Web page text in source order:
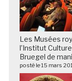
Les Musées
l’Institut
Bruegel de
posté le 15 mars